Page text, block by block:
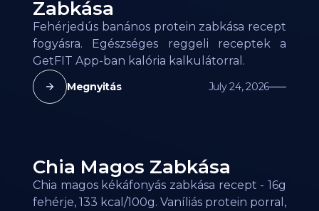
Zabkása
Fehérjedús banános protein zabkása recept
fogyásra. Egészséges reggeli receptek a
GetFIT App-ban kalória kalkulátorral.
Megnyitás July 24, 2026
Chia Magos Zabkása
Chia magos kékáfonyás zabkása recept - 16g
fehérje, 133 kcal/100g. Vaníliás protein porral,